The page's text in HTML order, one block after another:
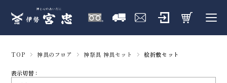
TOP 神具のフロア 神祭具 神具セット 桧折敷セット
表示切替：